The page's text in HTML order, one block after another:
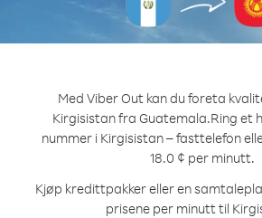
Med Viber Out kan du foreta
Kirgisistan fra Guatemala.Ring et
nummer i Kirgisistan – fasttelefon
18.0 ¢ per minutt.
Kjøp kredittpakker eller en
prisene per minutt til